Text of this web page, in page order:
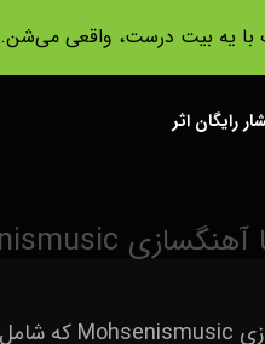
با یه بیت درست، واقعی می‌شن.
رایگان اثر